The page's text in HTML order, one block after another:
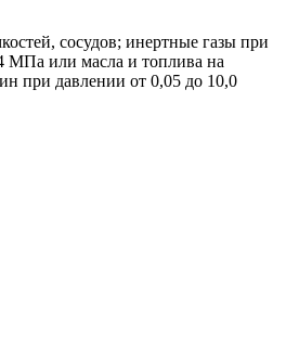
сосудов; инертные газы при
МПа или масла и топлива на
при давлении от 0,05 до 10,0